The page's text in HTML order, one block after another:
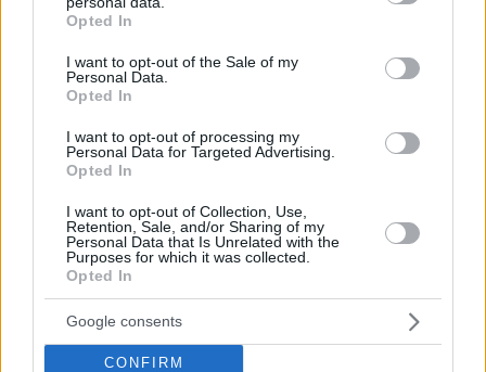
grant or deny consent to Google and its third-party tags to
use your data for below specified purposes in below Google
consent section.
Opted In
I want to opt-out of the Sale of my
Personal Data.
Opted In
I want to opt-out of processing my
Personal Data for Targeted Advertising.
Opted In
I want to opt-out of Collection, Use,
Retention, Sale, and/or Sharing of my
Personal Data that Is Unrelated with the
Purposes for which it was collected.
Opted In
Google consents
CONFIRM
Loaded
100.00%
Οικογενειακή τραγωδία στις Σέρρες, μητέρα και
γιος οι νεκροί από την μετωπική φορτηγού με ΙΧ -
Βίντεο ντοκουμέντο από τη στιγμή της
σύγκρουσης
07.08.2026, 09:58